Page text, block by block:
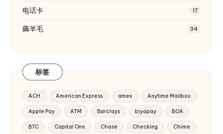
电话卡 17
薅羊毛 34
标签
ACH American Express amex Anytime Mailbox
Apple Pay ATM Barclays biyapay BOA
BTC Capital One Chase Checking Chime